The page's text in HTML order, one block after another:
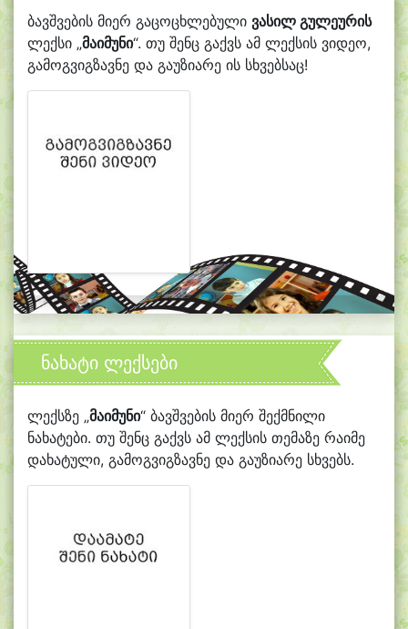
ბავშვების მიერ გაცოცხლებული ვასილ გულეურის
ლექსი „მაიმუნი“. თუ შენც გაქვს ამ ლექსის ვიდეო,
გამოგვიგზავნე და გაუზიარე ის სხვებსაც!
ნახატი ლექსები
ლექსზე „მაიმუნი“ ბავშვების მიერ შექმნილი
ნახატები. თუ შენც გაქვს ამ ლექსის თემაზე რაიმე
დახატული, გამოგვიგზავნე და გაუზიარე სხვებს.